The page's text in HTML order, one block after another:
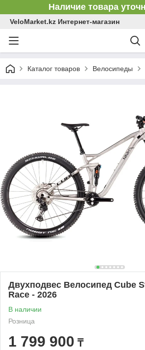
Наличие товара
VeloMarket.kz Интернет-магазин
Каталог товаров Велосипеды
Двухподвес Велосипед Cube
Race - 2026
В наличии
Розница
1 799 900 ₸